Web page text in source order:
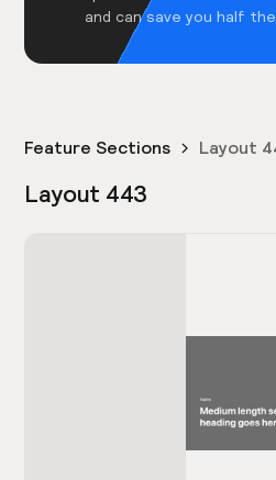
and can save you half
Feature Sections Layout
Layout 443